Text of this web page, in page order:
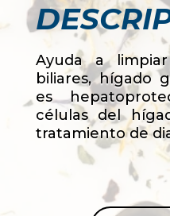
Ayuda a
biliares, hígado
es
células del
tratamiento de